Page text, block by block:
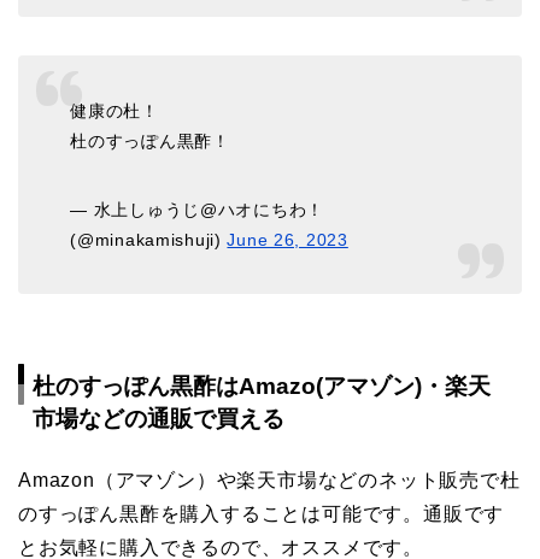
健康の杜！
杜のすっぽん黒酢！
— 水上しゅうじ@ハオにちわ！
(@minakamishuji)June 26, 2023
杜のすっぽん黒酢はAmazo(アマゾン)・楽天
市場などの通販で買える
Amazon（アマゾン）や楽天市場などのネット販売で杜
のすっぽん黒酢を購入することは可能です。通販です
とお気軽に購入できるので、オススメです。